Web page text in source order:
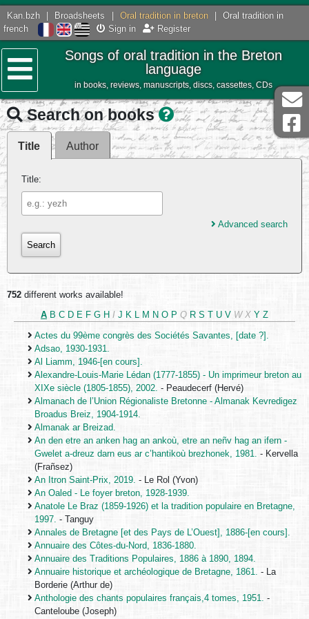
Kan.bzh Broadsheets Oral tradition in breton
Oral tradition in
french
Sign in Register
Menu
Songs of oral tradition in the Breton
language
in books, reviews, manuscripts, discs, cassettes, CDs
Search on books
Title Author
Title:
Advanced search
752 different works available!
A B C D E F G H I J K M N O P Q R S T U V W X Y Z
Actes du 99ème congrès des Sociétés Savantes, [date ?].
Adsao, 1930-1931.
Al Liamm, 1946-[en cours].
Alexandre-Louis-Marie Lédan (1777-1855) - Un imprimeur breton au
XIXe siècle (1805-1855), 2002. - Peaudecerf (Hervé)
Almanach de l’Union Régionaliste Bretonne - Almanak Kevredigez
Broadus Breiz, 1904-1914.
Almanak ar Breizad.
An den etre an anken hag an ankoù, etre an neñv hag an ifern -
Gwelet a-dreuz darn eus ar c’hantikoù brezhonek, 1981. - Kervella
(Frañsez)
An Itron Saint-Prix, 2019. - Le Rol (Yvon)
An Oaled - Le foyer breton, 1928-1939.
Anatole Le Braz (1859-1926) et la tradition populaire en Bretagne,
1997. - Tanguy
Annales de Bretagne [et des Pays de L’Ouest], 1886-[en cours].
Annuaire des Côtes-du-Nord, 1836-1880.
Annuaire des Traditions Populaires, 1886 à 1890, 1894.
Annuaire historique et archéologique de Bretagne, 1861. - La
Borderie (Arthur de)
Anthologie des chants populaires français,4 tomes, 1951. -
Canteloube (Joseph)